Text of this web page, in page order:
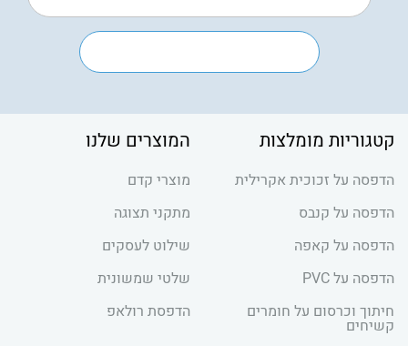
קטגוריות מומלצות
הדפסה על זכוכית אקרילית
הדפסה על קנבס
הדפסה על קאפה
הדפסה על PVC
חיתוך וכרסום על חומרים
קשיחים
המוצרים שלנו
מוצרי קדם
מתקני תצוגה
שילוט לעסקים
שלטי שמשונית
הדפסת רולאפ